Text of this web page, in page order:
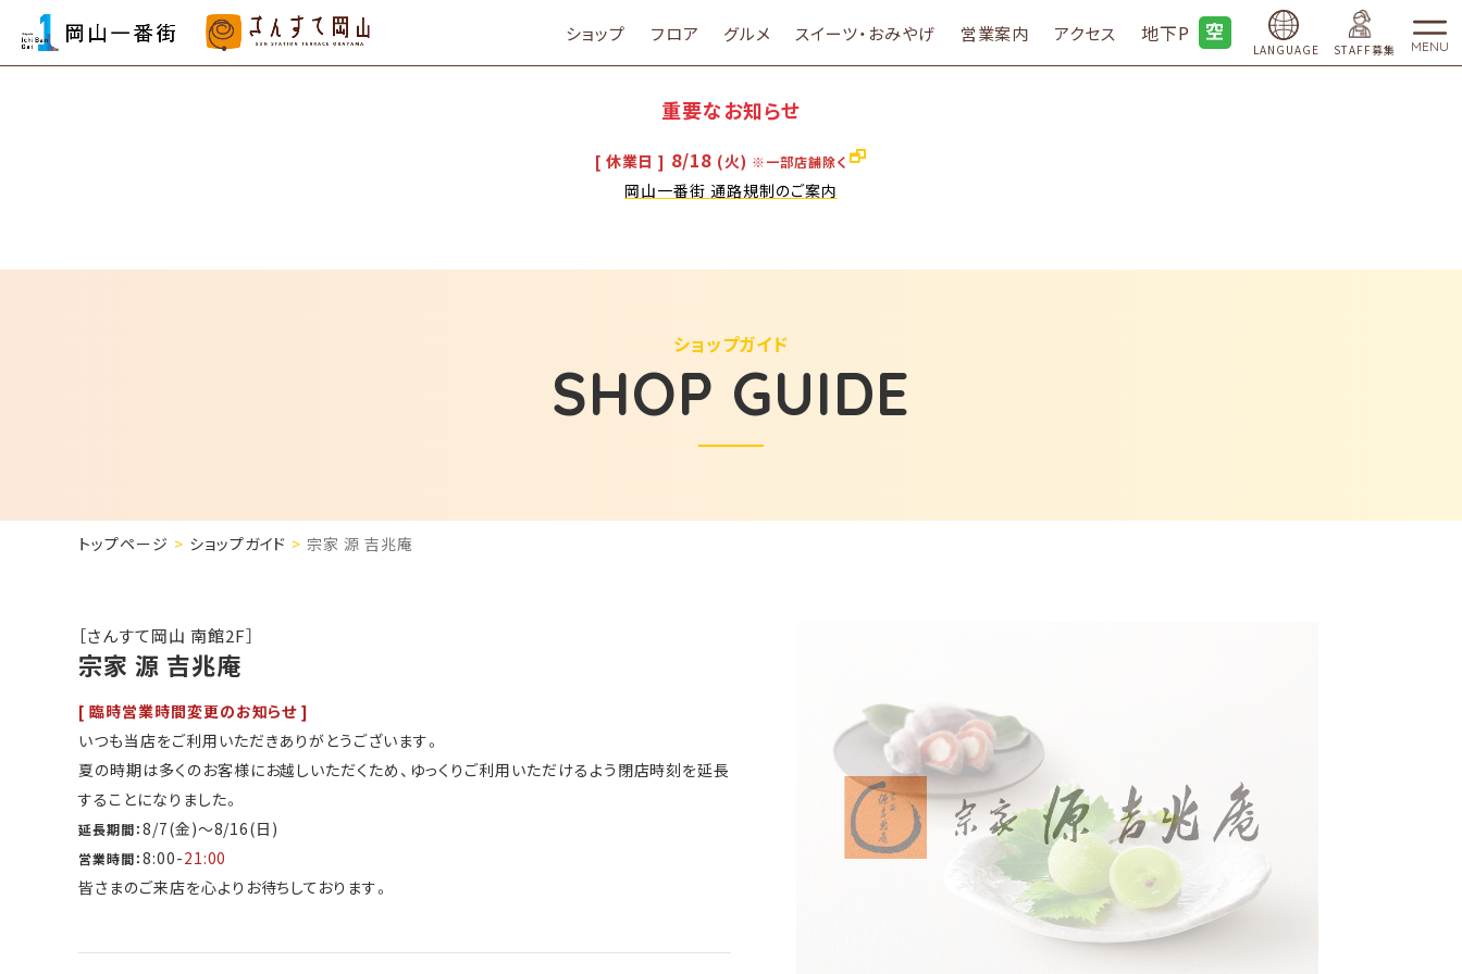
ショップ フロア グルメ スイーツ・おみやげ 営業案内 アクセス 地下P
LANGUAGE STAFF募集 MENU
重要なお知らせ
[ 休業日 ] 8/18 (火) ※一部店舗除く
岡山一番街 通路規制のご案内
SHOP GUIDE
ショップガイド
トップページ ショップガイド 宗家 源 吉兆庵
［さんすて岡山 南館2F］
宗家 源 吉兆庵
[ 臨時営業時間変更のお知らせ ]
いつも当店をご利用いただきありがとうございます。
夏の時期は多くのお客様にお越しいただくため、ゆっくりご利用いただけるよう閉店時刻を延長
することになりました。
延長期間：8/7(金)〜8/16(日)
営業時間：8:00-21:00
皆さまのご来店を心よりお待ちしております。